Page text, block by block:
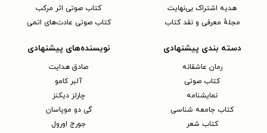
هدیه اشتراک بی‌نهایت
مجلهٔ معرفی و نقد کتاب
کتاب صوتی اثر مرکب
کتاب صوتی عادت‌های اتمی
دسته بندی پیشنهادی
رمان عاشقانه
کتاب‌ صوتی
نمایشنامه
کتاب جامعه شناسی
کتاب شعر
نویسنده‌های پیشنهادی
صادق هدایت
آلبر کامو
چارلز دیکنز
گی دو موپاسان
جورج اورول